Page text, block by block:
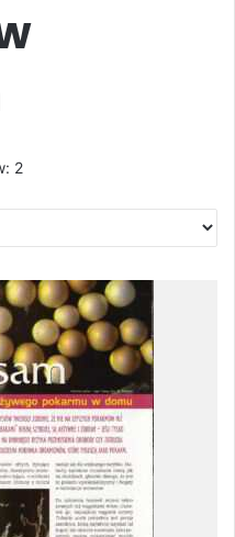
2Posortowane
według
najnowszych